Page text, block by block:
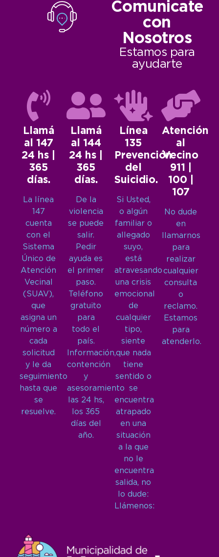
Comunicate
con
Nosotros
Estamos para
ayudarte
Llamá
al 147
24 hs |
365
días.
La línea
147
cuenta
con el
Sistema
Único de
Atención
Vecinal
(SUAV),
que
asigna un
número a
cada
solicitud
y le da
seguimiento
hasta que
se
resuelve.
Llamá
al 144
24 hs |
365
días.
De la
violencia
se puede
salir.
Pedir
ayuda es
el primer
paso.
Teléfono
gratuito
para
todo el
país.
Información,
contención
y
asesoramiento
las 24 hs,
los 365
días del
año.
Línea
135
Prevención
del
Suicidio.
Si Usted,
o algún
familiar o
allegado
suyo,
está
atravesando
una crisis
emocional
de
cualquier
tipo,
siente
que nada
tiene
sentido o
se
encuentra
atrapado
en una
situación
a la que
no le
encuentra
salida, no
lo dude:
Llámenos:
Atención
al
Vecino
911 |
100 |
107
No dude
en
llamarnos
para
realizar
cualquier
consulta
o
reclamo.
Estamos
para
atenderlo.